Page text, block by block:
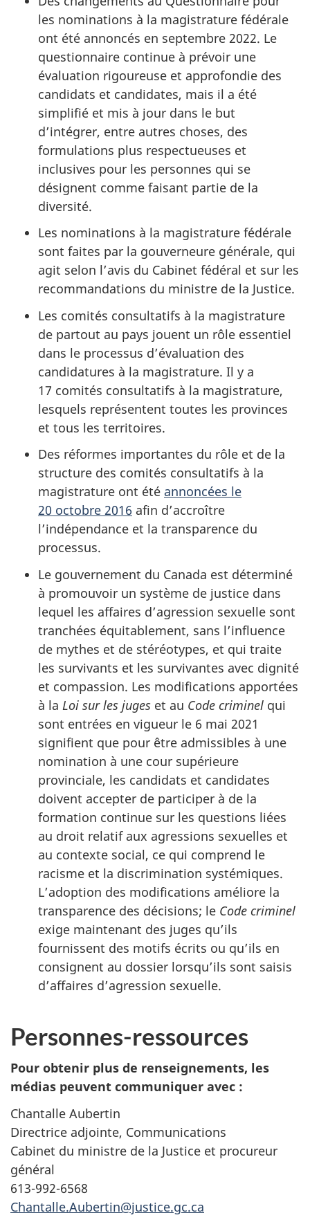
les nominations à la magistrature fédérale
ont été annoncés en septembre 2022. Le
questionnaire continue à prévoir une
évaluation rigoureuse et approfondie des
candidats et candidates, mais il a été
simplifié et mis à jour dans le but
d’intégrer, entre autres choses, des
formulations plus respectueuses et
inclusives pour les personnes qui se
désignent comme faisant partie de la
diversité.
Les nominations à la magistrature fédérale
sont faites par la gouverneure générale, qui
agit selon l’avis du Cabinet fédéral et sur les
recommandations du ministre de la Justice.
Les comités consultatifs à la magistrature
de partout au pays jouent un rôle essentiel
dans le processus d’évaluation des
candidatures à la magistrature. Il y a
17 comités consultatifs à la magistrature,
lesquels représentent toutes les provinces
et tous les territoires.
Des réformes importantes du rôle et de la
structure des comités consultatifs à la
magistrature ont été annoncées le
20 octobre 2016 afin d’accroître
l’indépendance et la transparence du
processus.
Le gouvernement du Canada est déterminé
à promouvoir un système de justice dans
lequel les affaires d’agression sexuelle sont
tranchées équitablement, sans l’influence
de mythes et de stéréotypes, et qui traite
les survivants et les survivantes avec dignité
et compassion. Les modifications apportées
à la Loi sur les juges et au Code criminel qui
sont entrées en vigueur le 6 mai 2021
signifient que pour être admissibles à une
nomination à une cour supérieure
provinciale, les candidats et candidates
doivent accepter de participer à de la
formation continue sur les questions liées
au droit relatif aux agressions sexuelles et
au contexte social, ce qui comprend le
racisme et la discrimination systémiques.
L’adoption des modifications améliore la
transparence des décisions; le Code criminel
exige maintenant des juges qu’ils
fournissent des motifs écrits ou qu’ils en
consignent au dossier lorsqu’ils sont saisis
d’affaires d’agression sexuelle.
Personnes-ressources
Pour obtenir plus de renseignements, les
médias peuvent communiquer avec :
Chantalle Aubertin
Directrice adjointe, Communications
Cabinet du ministre de la Justice et procureur
général
613-992-6568
Chantalle.Aubertin@justice.gc.ca